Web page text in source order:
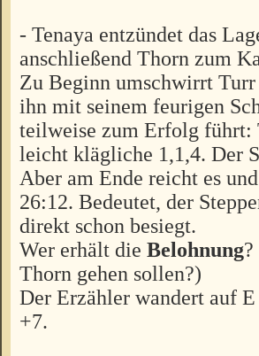
- Tenaya entzündet das
anschließend Thorn zum
Zu Beginn umschwirrt
ihn mit seinem feurigen
teilweise zum Erfolg führt:
leicht klägliche 1,1,4. Der
Aber am Ende reicht es
26:12. Bedeutet, der
direkt schon besiegt.
Wer erhält die Belohnung
Thorn gehen sollen?)
Der Erzähler wandert auf
+7.